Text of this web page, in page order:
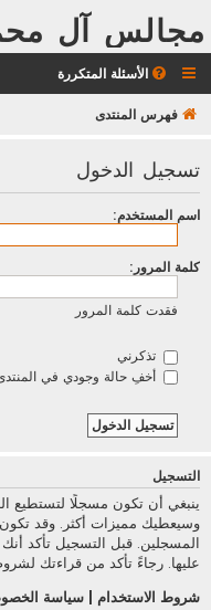
مجالس آل
الأسئلة المتكررة
فهرس المنتدى
تسجيل الدخول
اسم المستخدم:
كلمة المرور:
فقدت كلمة المرور
تذكرني
أخفِ حالة وجودي في
التسجيل
ينبغي أن تكون مسجلًا لتستطيع
وسيعطيك مميزات أكثر. وقد
المسجلين. قبل التسجيل تأكد
عليها. رجاءً تأكد من قراءتك
شروط الاستخدام
سياسة